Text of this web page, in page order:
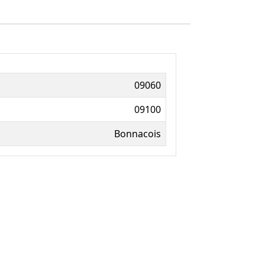
09060
09100
Bonnacois